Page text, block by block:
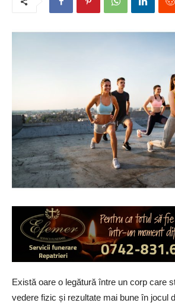
Există oare o legătură între un corp care
vedere fizic și rezultate mai bune în jocul